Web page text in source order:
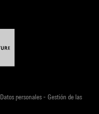
Datos personales- Gestión de las